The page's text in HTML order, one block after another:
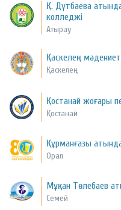
Қ. Дүтбаева
колледжі
Атырау
Қаскелең
Қаскелең
Қостанай жоғары
Қостанай
Құрманғазы
Орал
Мұқан Төлебаев
Семей